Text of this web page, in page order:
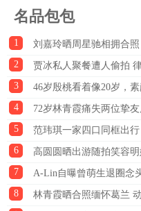
名品包包
1
刘嘉玲晒周星驰相拥合
2
贾冰私人聚餐遭人偷拍
3
46岁殷桃看着像20岁，
4
72岁林青霞痛失两位挚
5
范玮琪一家四口同框出
6
高圆圆晒出游随拍笑容
7
A-Lin自曝曾萌生退圈念
8
林青霞晒合照缅怀葛兰